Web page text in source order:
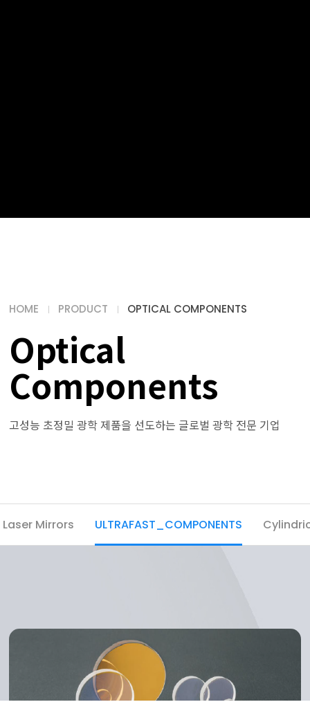
Optical
Components
고성능 초정밀 광학 제품을 선도하는 글로벌 광학 전문 기업
HOME PRODUCT OPTICAL COMPONENTS
Laser Mirrors ULTRAFAST_COMPONENTS